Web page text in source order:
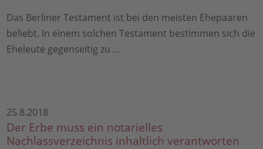
Das Berliner Testament ist bei den meisten Ehepaaren
beliebt. In einem solchen Testament bestimmen sich die
Eheleute gegenseitig zu ...
25.8.2018
Der Erbe muss ein notarielles
Nachlassverzeichnis inhaltlich verantworten